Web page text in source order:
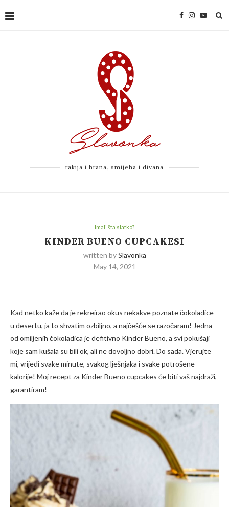
rakija i hrana, smijeha i divana
Imal' šta slatko?
KINDER BUENO CUPCAKESI
written bySlavonka
May 14, 2021
Kad netko kaže da je rekreirao okus nekakve poznate čokoladice
u desertu, ja to shvatim ozbiljno, a najčešće se razočaram! Jedna
od omiljenih čokoladica je defitivno Kinder Bueno, a svi pokušaji
koje sam kušala su bili ok, ali ne dovoljno dobri. Do sada. Vjerujte
mi, vrijedi svake minute, svakog lješnjaka i svake potrošene
kalorije! Moj recept za Kinder Bueno cupcakes će biti vaš najdraži,
garantiram!